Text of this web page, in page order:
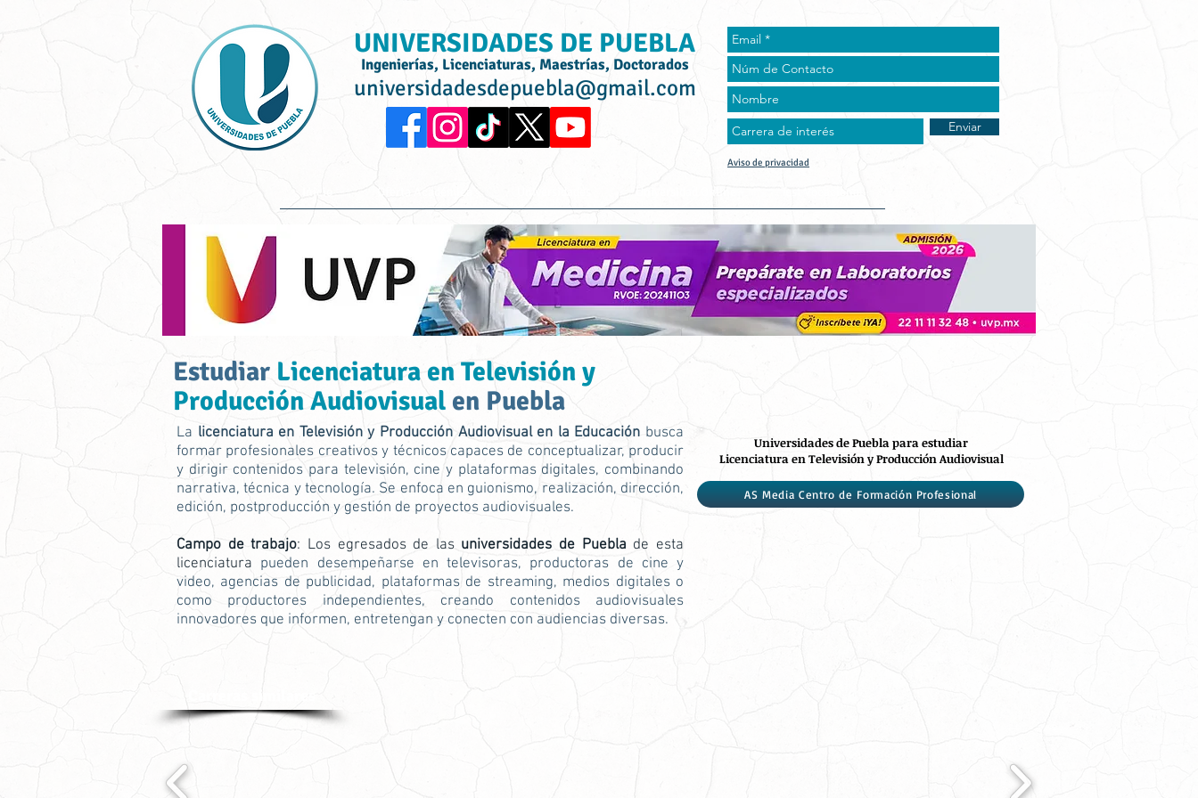
UNIVERSIDADES DE PUEBLA
Ingenierías, Licenciaturas, Maestrías, Doctorados
universidadesdepuebla@gmail.com
Enviar
Aviso de privacidad
Estudiar Licenciatura en Televisión y
Producción Audiovisual en Puebla
La licenciatura en Televisión y Producción Audiovisual en la Educación busca
formar profesionales creativos y técnicos capaces de conceptualizar, producir
y dirigir contenidos para televisión, cine y plataformas digitales, combinando
narrativa, técnica y tecnología. Se enfoca en guionismo, realización, dirección,
edición, postproducción y gestión de proyectos audiovisuales.
Campo de trabajo: Los egresados de las universidades de Puebla de esta
licenciatura pueden desempeñarse en televisoras, productoras de cine y
video, agencias de publicidad, plataformas de streaming, medios digitales o
como productores independientes, creando contenidos audiovisuales
innovadores que informen, entretengan y conecten con audiencias diversas.
Universidades de Puebla para estudiar
Licenciatura en Televisión y Producción Audiovisual
AS Media Centro de Formación Profesional